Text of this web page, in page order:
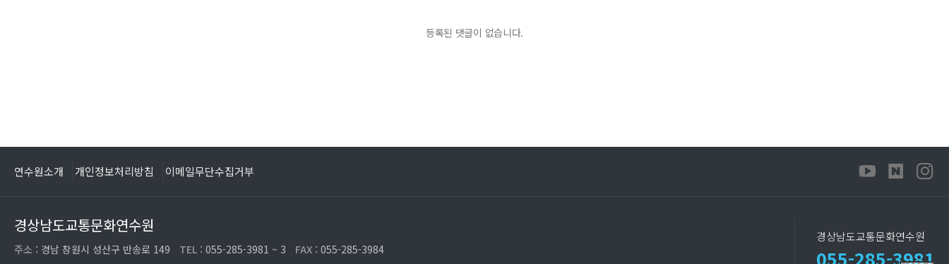
등록된 댓글이 없습니다.
연수원소개 개인정보처리방침 이메일무단수집거부
경상남도교통문화연수원
주소 : 경남 창원시 성산구 반송로 149 TEL : 055-285-3981 ~ 3 FAX : 055-285-3984
경상남도교통문화연수원
055-285-3981